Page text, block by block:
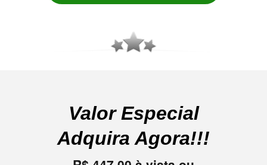
Valor Especial
Adquira Agora!!!